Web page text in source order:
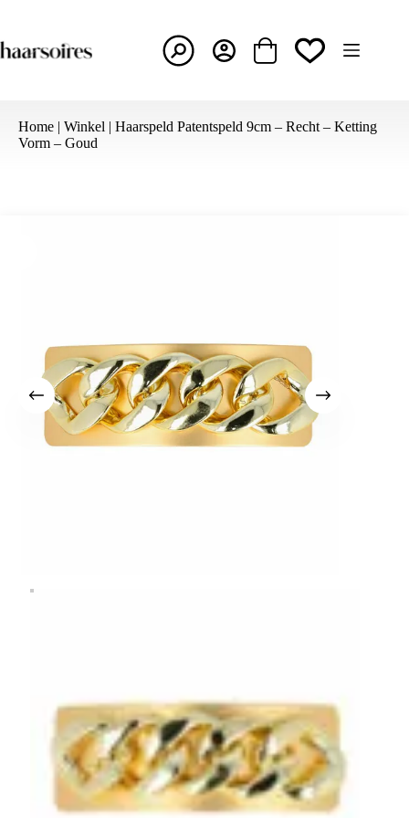
de
inhoud
Winkelwagen
Home | Winkel | Haarspeld Patentspeld 9cm – Recht – Ketting
Vorm – Goud